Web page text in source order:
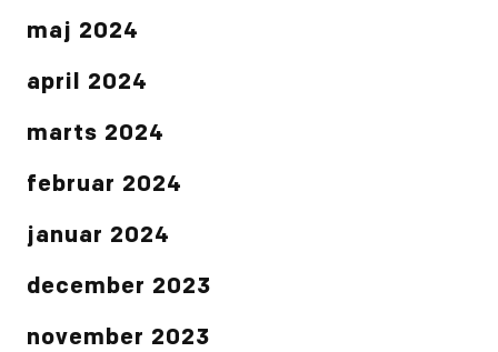
maj 2024
april 2024
marts 2024
februar 2024
januar 2024
december 2023
november 2023